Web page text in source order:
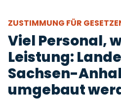
ZUSTIMMUNG FÜR
Viel Personal,
Leistung:
Sachsen-
umgebaut